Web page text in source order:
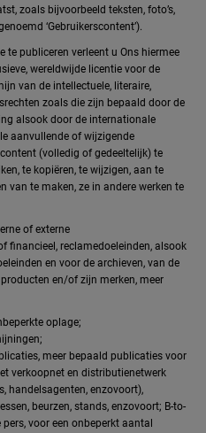
zoals bijvoorbeeld teksten, foto’s,
‘Gebruikerscontent’).
te publiceren verleent u Ons hiermee
wereldwijde licentie voor de
van de intellectuele, literaire,
zoals die zijn bepaald door de
alsook door de internationale
aanvullende of wijzigende
(volledig of gedeeltelijk) te
te kopiëren, te wijzigen, aan te
van te maken, ze in andere werken te
of externe
financieel, reclamedoeleinden, alsook
en voor de archieven, van de
producten en/of zijn merken, meer
oplage;
meer bepaald publicaties voor
verkoopnet en distributienetwerk
handelsagenten, enzovoort),
beurzen, stands, enzovoort; B-to-
voor een onbeperkt aantal